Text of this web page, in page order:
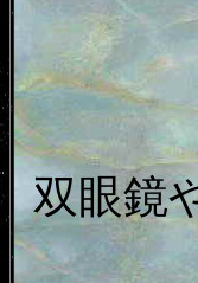
双眼鏡